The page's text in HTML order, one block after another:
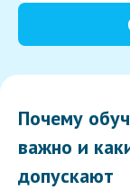
Почему
важно и
допускают